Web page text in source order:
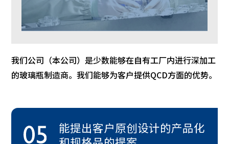
我们公司（本公司）是少数能够在自有工厂内进行深加工
的玻璃瓶制造商。我们能够为客户提供QCD方面的优势。
能提出客户原创设计的产品化